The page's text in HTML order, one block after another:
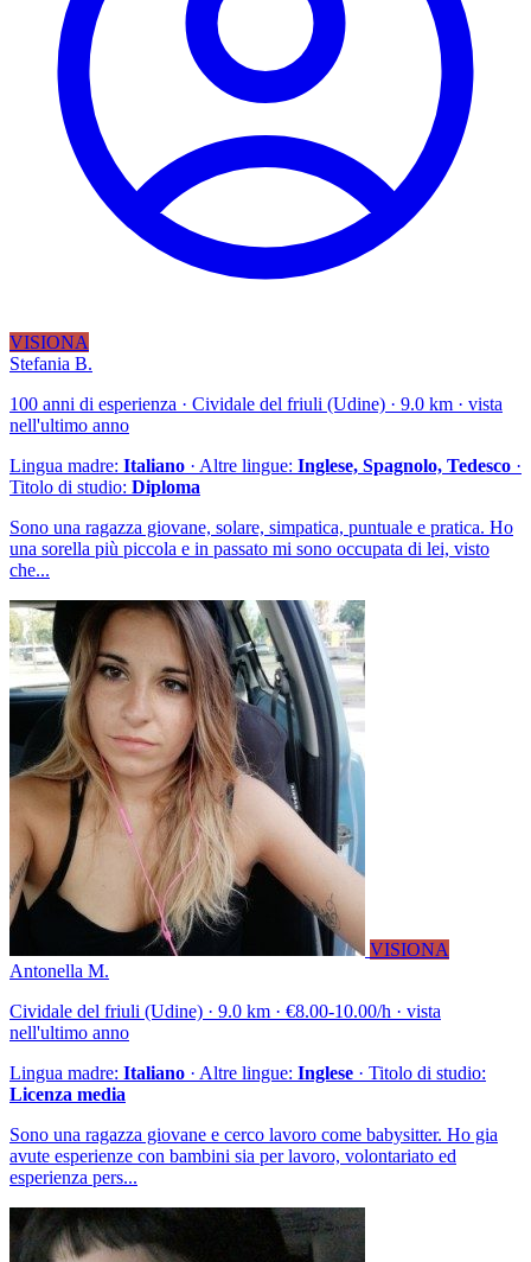
VISIONA
Stefania B.
100 anni di esperienza · Cividale del friuli (Udine) · 9.0 km · vista
nell'ultimo anno
Lingua madre: Italiano · Altre lingue: Inglese, Spagnolo, Tedesco ·
Titolo di studio: Diploma
Sono una ragazza giovane, solare, simpatica, puntuale e pratica. Ho
una sorella più piccola e in passato mi sono occupata di lei, visto
che...
VISIONA
Antonella M.
Cividale del friuli (Udine) · 9.0 km · €8.00-10.00/h · vista
nell'ultimo anno
Lingua madre: Italiano · Altre lingue: Inglese · Titolo di studio:
Licenza media
Sono una ragazza giovane e cerco lavoro come babysitter. Ho gia
avute esperienze con bambini sia per lavoro, volontariato ed
esperienza pers...